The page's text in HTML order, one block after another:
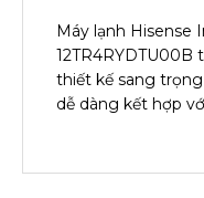
Máy lạnh Hisense
12TR4RYDTU00B
thiết kế sang
dễ dàng kết hợp